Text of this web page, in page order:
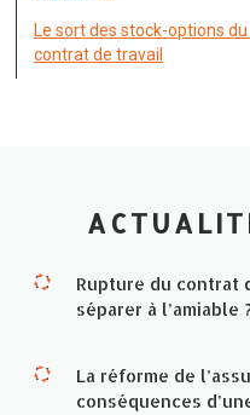
Le sort des stock-options
contrat de travail
Rupture du contrat
séparer à l’amiable
La réforme de
conséquences